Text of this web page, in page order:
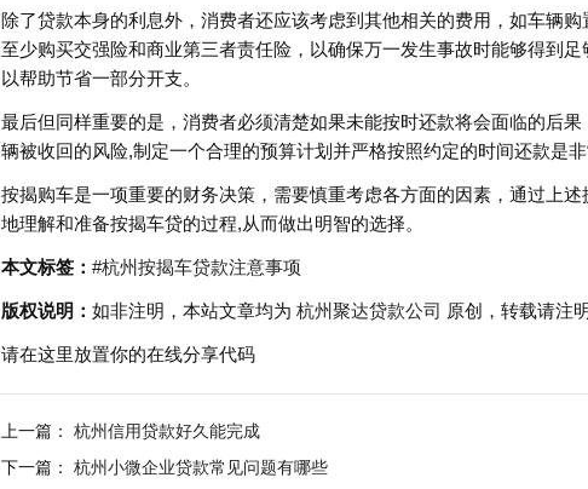
除了贷款本身的利息外，消费者还应该考虑到其他相关的费用，如车辆
至少购买交强险和商业第三者责任险，以确保万一发生事故时能够得到
以帮助节省一部分开支。
最后但同样重要的是，消费者必须清楚如果未能按时还款将会面临的后
辆被收回的风险,制定一个合理的预算计划并严格按照约定的时间还款是非
按揭购车是一项重要的财务决策，需要慎重考虑各方面的因素，通过上
地理解和准备按揭车贷的过程,从而做出明智的选择。
本文标签： #杭州按揭车贷款注意事项
版权说明： 如非注明，本站文章均为 杭州聚达贷款公司 原创，转载请注
请在这里放置你的在线分享代码
上一篇： 杭州信用贷款好久能完成
下一篇： 杭州小微企业贷款常见问题有哪些